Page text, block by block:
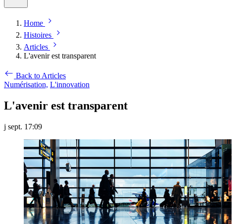
Home
Histoires
Articles
L'avenir est transparent
Back to Articles
Numérisation, L'innovation
L'avenir est transparent
j sept. 17:09